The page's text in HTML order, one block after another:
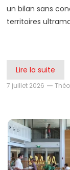
un bilan sans
territoires
Lire la suite
7 juillet 2026